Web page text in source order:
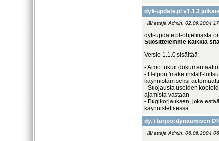
dyfi-update.pl v1.1.0
· lähettäjä Admin, 02.09.2004
dyfi-update.pl-ohjelmasta
Suosittelemme kaikkia
Versio 1.1.0 sisältää:
- Aimo tukun
- Helpon 'make install'-
käynnistämiseksi
- Suojausta useiden
ajamista vastaan
- Bugikorjauksen, joka
käynnistettäessä
dy.fi tarjosi dynaamisen
· lähettäjä Admin, 06.08.2004